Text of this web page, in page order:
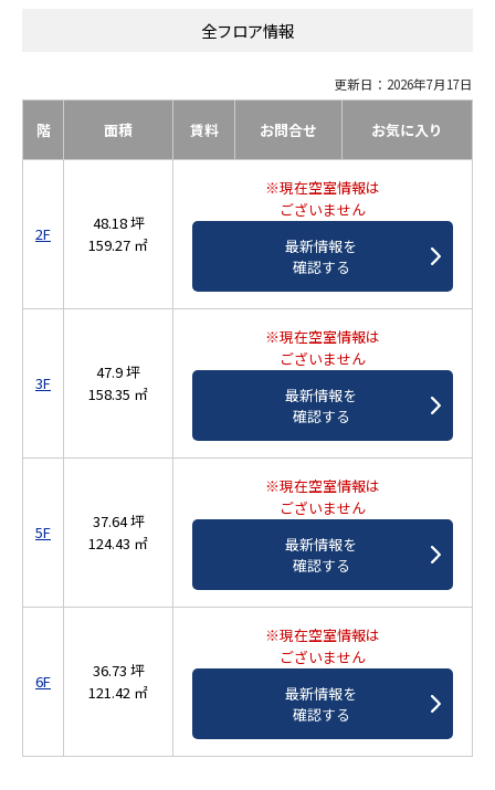
全フロア情報
更新日：2026年7月17日
階 面積 賃料 お問合せ お気に入り
2F
48.18 坪
159.27 ㎡
※現在空室情報は
ございません
最新情報を
確認する
3F
47.9 坪
158.35 ㎡
※現在空室情報は
ございません
最新情報を
確認する
5F
37.64 坪
124.43 ㎡
※現在空室情報は
ございません
最新情報を
確認する
6F
36.73 坪
121.42 ㎡
※現在空室情報は
ございません
最新情報を
確認する